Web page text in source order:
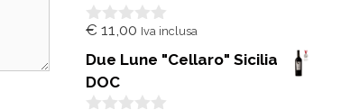
0
u
5
€ 11,00 Iva inclusa
Due Lune "Cellaro" Sicilia
DOC